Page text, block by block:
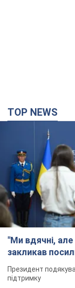
TOP NEWS
"Ми вдячні,
закликав
Президент
підтримку